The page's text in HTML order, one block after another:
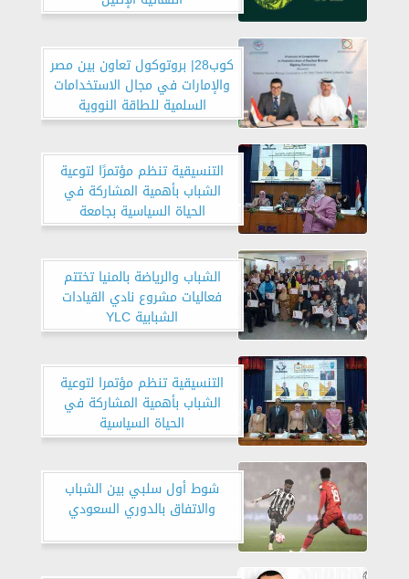
كوب28| بروتوكول تعاون بين مصر
والإمارات في مجال الاستخدامات
السلمية للطاقة النووية
التنسيقية تنظم مؤتمرًا لتوعية
الشباب بأهمية المشاركة في
الحياة السياسية بجامعة
الإسكندرية
الشباب والرياضة بالمنيا تختتم
فعاليات مشروع نادي القيادات
الشبابية YLC
التنسيقية تنظم مؤتمرا لتوعية
الشباب بأهمية المشاركة في
الحياة السياسية
شوط أول سلبي بين الشباب
والاتفاق بالدوري السعودي